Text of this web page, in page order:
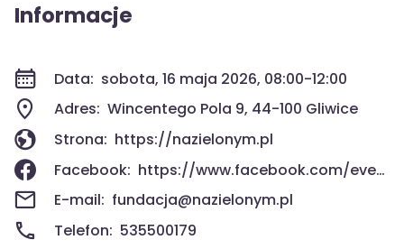
Informacje
Data: sobota, 16 maja 2026, 08:00-12:00
Adres: Wincentego Pola 9, 44-100 Gliwice
Strona: https://nazielonym.pl
Facebook:
https://www.facebook.com/events/917812474634396
E-mail: fundacja@nazielonym.pl
Telefon: 535500179